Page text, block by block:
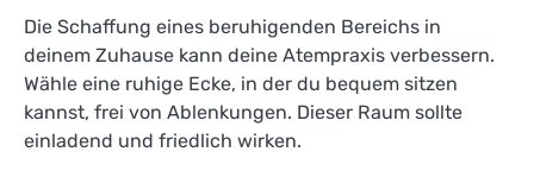
Die Schaffung eines beruhigenden Bereichs in
deinem Zuhause kann deine Atempraxis verbessern.
Wähle eine ruhige Ecke, in der du bequem sitzen
kannst, frei von Ablenkungen. Dieser Raum sollte
einladend und friedlich wirken.